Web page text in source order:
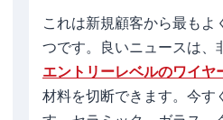
これは新規顧客から最もよ
つです。良いニュースは、
エントリーレベルのワイヤ
材料を切断できます。今す